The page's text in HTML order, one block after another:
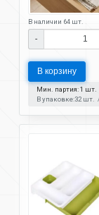
В наличии 64 шт.
-
В корзину
Мин. партия: 1 шт.
В упаковке:32 шт.